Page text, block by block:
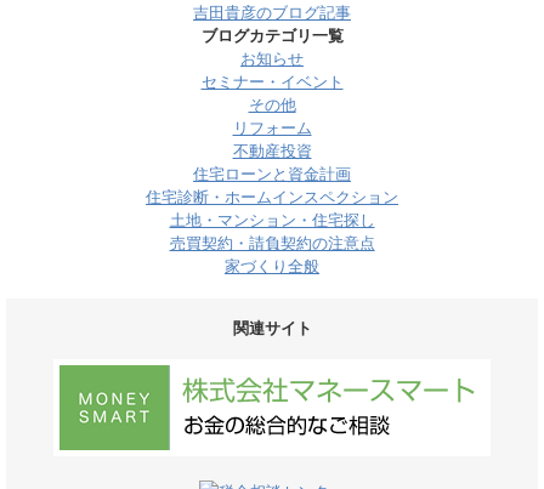
吉田貴彦のブログ記事
ブログカテゴリ一覧
お知らせ
セミナー・イベント
その他
リフォーム
不動産投資
住宅ローンと資金計画
住宅診断・ホームインスペクション
土地・マンション・住宅探し
売買契約・請負契約の注意点
家づくり全般
関連サイト